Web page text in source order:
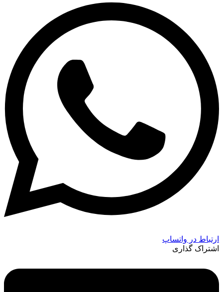
ارتباط در واتساپ
اشتراک گذاری